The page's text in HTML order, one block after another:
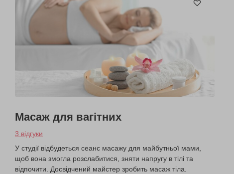
Масаж для вагітних
3 відгуки
У студії відбудеться сеанс масажу для майбутньої мами,
щоб вона змогла розслабитися, зняти напругу в тілі та
відпочити. Досвідчений майстер зробить масаж тіла.